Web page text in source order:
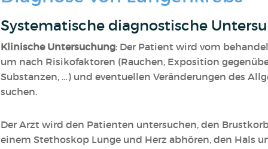
Systematische diagnostische
Klinische Untersuchung: Der Patient wird vom
um nach Risikofaktoren (Rauchen, Exposition
Substanzen, …) und eventuellen Veränderungen des
suchen.
Der Arzt wird den Patienten untersuchen, den
einem Stethoskop Lunge und Herz abhören, den Hals